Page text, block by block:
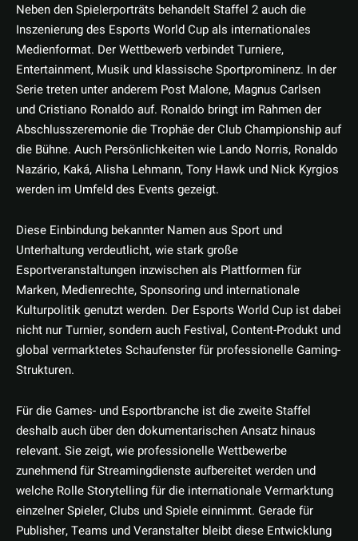
Neben den Spielerporträts behandelt Staffel 2 auch die
Inszenierung des Esports World Cup als internationales
Medienformat. Der Wettbewerb verbindet Turniere,
Entertainment, Musik und klassische Sportprominenz. In der
Serie treten unter anderem Post Malone, Magnus Carlsen
und Cristiano Ronaldo auf. Ronaldo bringt im Rahmen der
Abschlusszeremonie die Trophäe der Club Championship auf
die Bühne. Auch Persönlichkeiten wie Lando Norris, Ronaldo
Nazário, Kaká, Alisha Lehmann, Tony Hawk und Nick Kyrgios
werden im Umfeld des Events gezeigt.
Diese Einbindung bekannter Namen aus Sport und
Unterhaltung verdeutlicht, wie stark große
Esportveranstaltungen inzwischen als Plattformen für
Marken, Medienrechte, Sponsoring und internationale
Kulturpolitik genutzt werden. Der Esports World Cup ist dabei
nicht nur Turnier, sondern auch Festival, Content-Produkt und
global vermarktetes Schaufenster für professionelle Gaming-
Strukturen.
Für die Games- und Esportbranche ist die zweite Staffel
deshalb auch über den dokumentarischen Ansatz hinaus
relevant. Sie zeigt, wie professionelle Wettbewerbe
zunehmend für Streamingdienste aufbereitet werden und
welche Rolle Storytelling für die internationale Vermarktung
einzelner Spieler, Clubs und Spiele einnimmt. Gerade für
Publisher, Teams und Veranstalter bleibt diese Entwicklung